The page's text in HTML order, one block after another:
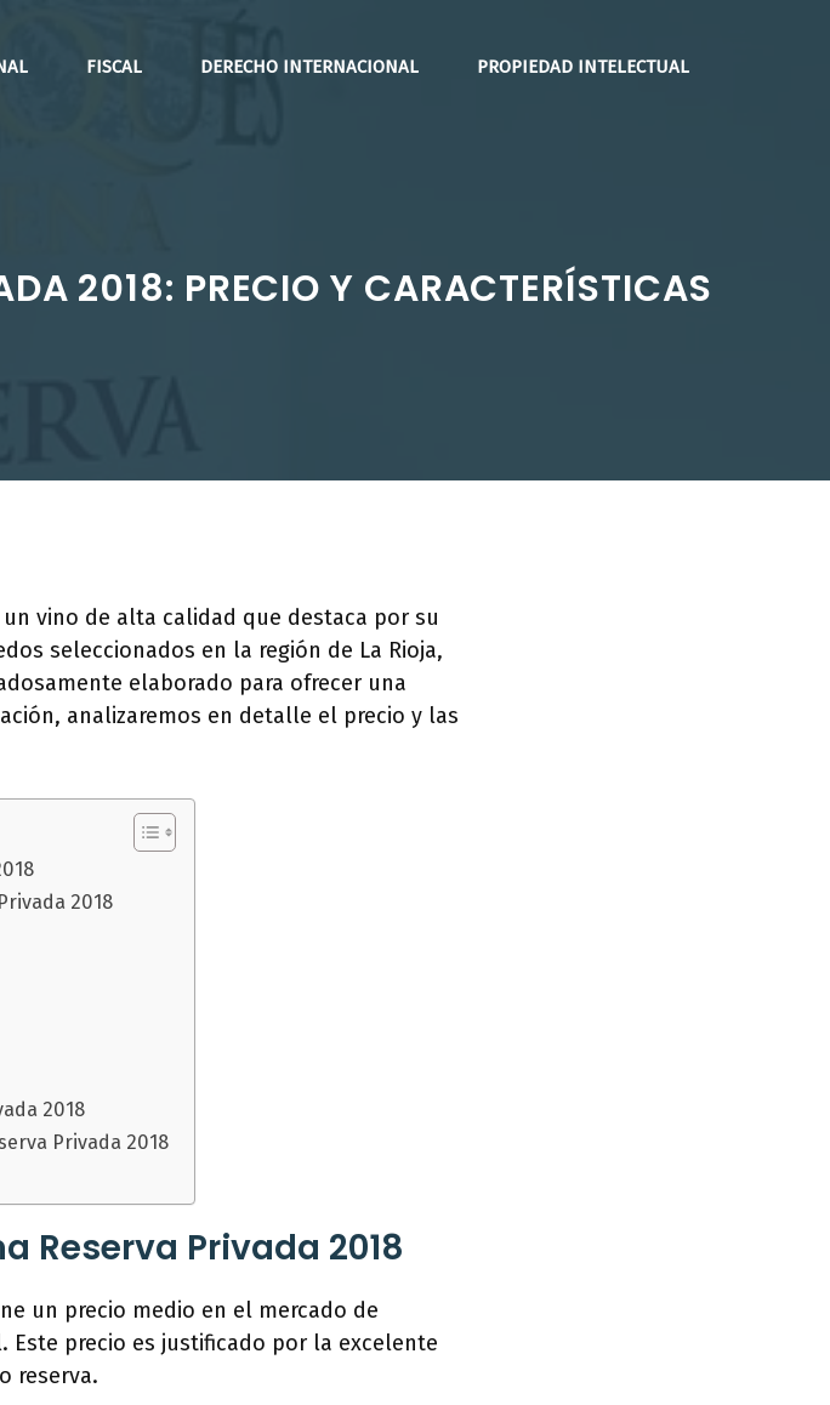
FISCAL DERECHO INTERNACIONAL PROPIEDAD INTELECTUAL
2018: PRECIO Y CARACTERÍSTICAS
un vino de alta calidad que destaca por su
seleccionados en la región de La Rioja,
elaborado para ofrecer una
analizaremos en detalle el precio y las
2018
2018
Privada 2018
Reserva Privada 2018
un precio medio en el mercado de
precio es justificado por la excelente
reserva.